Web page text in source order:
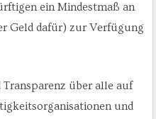
ein Mindestmaß an
Geld dafür) zur Verfügung
über alle auf
und